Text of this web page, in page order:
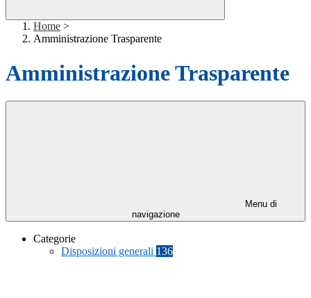
Home >
Amministrazione Trasparente
Amministrazione Trasparente
Menu di
navigazione
Categorie
Disposizioni generali 136